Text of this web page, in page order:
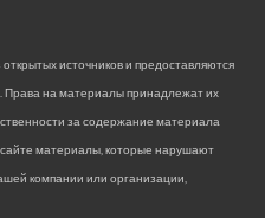
источников и предоставляются
Права на материалы принадлежат их
за содержание материала
материалы, которые нарушают
компании или организации,